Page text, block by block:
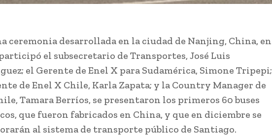
ceremonia desarrollada en la ciudad de Nanjing, China, en
el subsecretario de Transportes, José Luis
el Gerente de Enel X para Sudamérica, Simone Tripepi;
de Enel X Chile, Karla Zapata; y la Country Manager de
Tamara Berríos, se presentaron los primeros 60 buses
que fueron fabricados en China, y que en diciembre se
al sistema de transporte público de Santiago.